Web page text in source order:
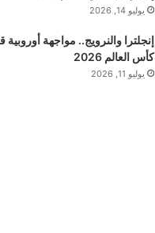
يوليو 14, 2026
إنجلترا والنرويج.. مواجهة أوروبية
كأس العالم 2026
يوليو 11, 2026